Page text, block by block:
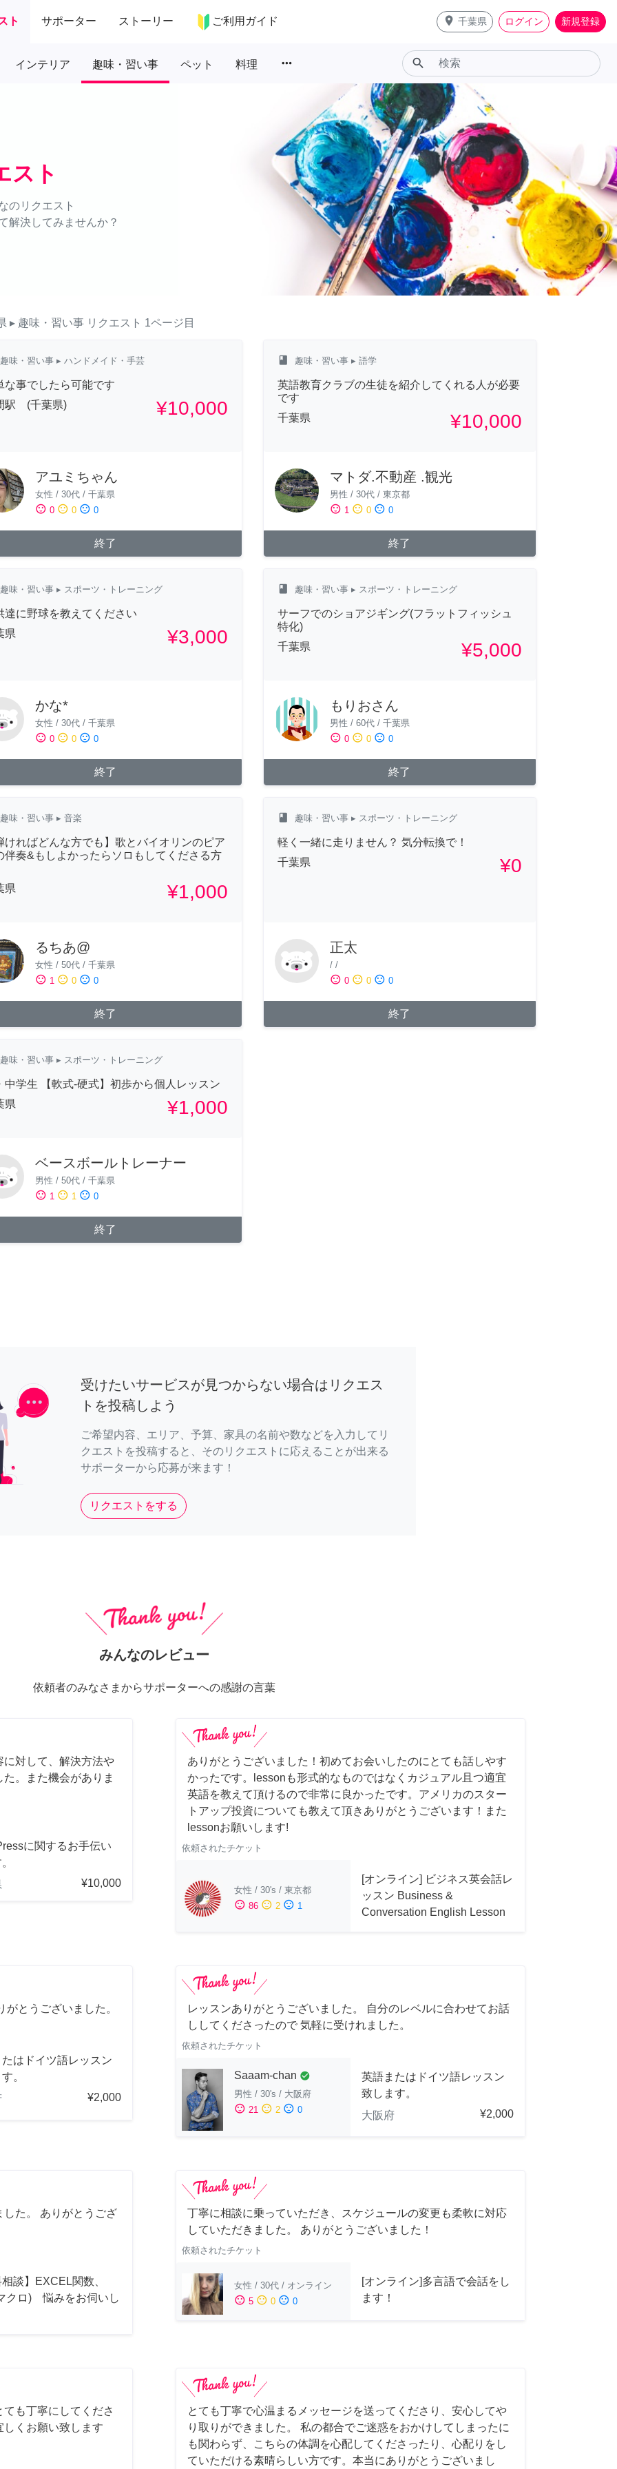
ト サポーター ストーリー ご利用ガイド place 千葉県 ログイン 新規登録
インテリア 趣味・習い事 ペット 料理 more_horiz search
スト
のリクエスト
解決してみませんか？
▸ 趣味・習い事 リクエスト 1ページ目
趣味・習い事 ▸ ハンドメイド・手芸
な事でしたら可能です
駅 (千葉県)
¥10,000
アユミちゃん
女性 / 30代 / 千葉県
sentiment_satisfied 0 sentiment_neutral 0 sentiment_dissatisfied 0
終了
class 趣味・習い事▸ 語学
英語教育クラブの生徒を紹介してくれる人が必要
です
千葉県
¥10,000
マトダ.不動産 .観光
男性 / 30代/ 東京都
sentiment_satisfied 1 sentiment_neutral 0 sentiment_dissatisfied 0
終了
趣味・習い事 ▸ スポーツ・トレーニング
達に野球を教えてください
県
¥3,000
かな*
女性 / 30代 / 千葉県
sentiment_satisfied 0 sentiment_neutral 0 sentiment_dissatisfied 0
終了
class 趣味・習い事▸ スポーツ・トレーニング
サーフでのショアジギング(フラットフィッシュ
特化)
千葉県
¥5,000
もりおさん
男性 / 60代/ 千葉県
sentiment_satisfied 0 sentiment_neutral 0 sentiment_dissatisfied 0
終了
趣味・習い事 ▸ 音楽
ければどんな方でも】歌とバイオリンのピア
伴奏&もしよかったらソロもしてくださる方
県 ¥1,000
るちあ@
女性 / 50代 / 千葉県
sentiment_satisfied 1 sentiment_neutral 0 sentiment_dissatisfied 0
終了
class 趣味・習い事▸ スポーツ・トレーニング
軽く一緒に走りません？ 気分転換で！
千葉県
¥0
正太
/ /
sentiment_satisfied 0 sentiment_neutral 0 sentiment_dissatisfied 0
終了
趣味・習い事 ▸ スポーツ・トレーニング
中学生 【軟式-硬式】初歩から個人レッスン
県
¥1,000
ベースボールトレーナー
男性 / 50代 / 千葉県
sentiment_satisfied 1 sentiment_neutral 1 sentiment_dissatisfied 0
終了
受けたいサービスが見つからない場合はリクエス
トを投稿しよう
ご希望内容、エリア、予算、家具の名前や数などを入力してリ
クエストを投稿すると、そのリクエストに応えることが出来る
サポーターから応募が来ます！
リクエストをする
みんなのレビュー
依頼者のみなさまからサポーターへの感謝の言葉
対して、解決方法や
。また機会がありま
に関するお手伝い
¥10,000
ありがとうございました！初めてお会いしたのにとても話しやす
かったです。lessonも形式的なものではなくカジュアル且つ適宜
英語を教えて頂けるので非常に良かったです。アメリカのスター
トアップ投資についても教えて頂きありがとうございます！また
lessonお願いします!
依頼されたチケット
女性 / 30's / 東京都
sentiment_satisfied 86 sentiment_neutral 2 sentiment_dissatisfied 1
[オンライン] ビジネス英会話レ
ッスン Business &
Conversation English Lesson
とうございました。
はドイツ語レッスン
。
¥2,000
レッスンありがとうございました。 自分のレベルに合わせてお話
ししてくださったので 気軽に受けれました。
依頼されたチケット
Saaam-chan check_circle
男性 / 30's / 大阪府
sentiment_satisfied 21 sentiment_neutral 2 sentiment_dissatisfied 0
英語またはドイツ語レッスン
致します。
大阪府
¥2,000
た。 ありがとうござ
談】EXCEL関数、
クロ) 悩みをお伺いし
丁寧に相談に乗っていただき、スケジュールの変更も柔軟に対応
していただきました。 ありがとうございました！
依頼されたチケット
女性 / 30代 / オンライン
sentiment_satisfied 5 sentiment_neutral 0 sentiment_dissatisfied 0
[オンライン]多言語で会話をし
ます！
も丁寧にしてくださ
くお願い致します
とても丁寧で心温まるメッセージを送ってくださり、安心してや
り取りができました。 私の都合でご迷惑をおかけしてしまったに
も関わらず、こちらの体調を心配してくださったり、心配りをし
ていただける素晴らしい方です。本当にありがとうございまし